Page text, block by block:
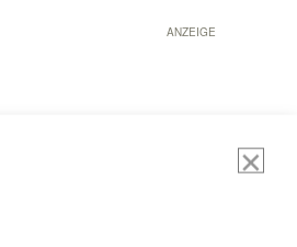
ANZEIGE